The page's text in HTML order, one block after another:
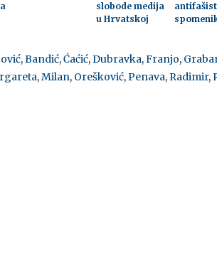
slobode medija
u Hrvatskoj
,Bandić,Ćaćić,Dubravka,Franjo,
,Milan, Orešković,Penava,Radimir,